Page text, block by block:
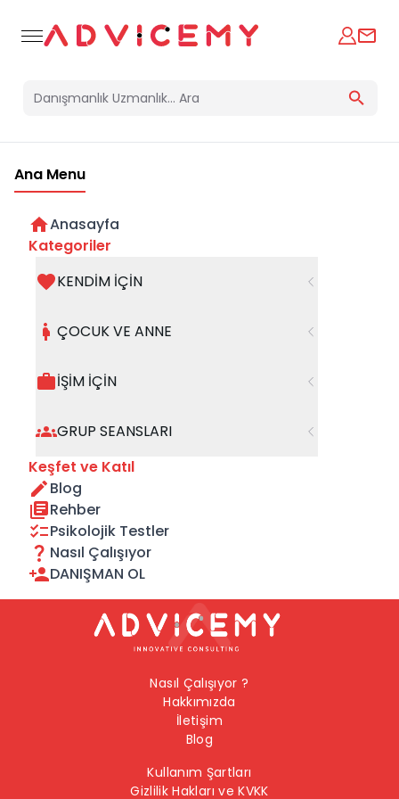
Ana Menu
Anasayfa
Kategoriler
KENDİM İÇİN
ÇOCUK VE ANNE
İŞİM İÇİN
GRUP SEANSLARI
Keşfet ve Katıl
Blog
Rehber
Psikolojik Testler
Nasıl Çalışıyor
DANIŞMAN OL
halinde whatsapp hattımızdan iletişime
Nasıl Çalışıyor ?
Hakkımızda
İletişim
Blog
Kullanım Şartları
Gizlilik Hakları ve KVKK